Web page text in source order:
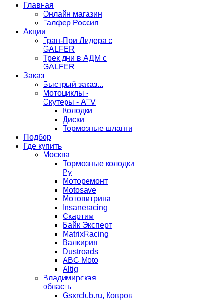
Главная
Онлайн магазин
Галфер Россия
Акции
Гран-При Лидера c
GALFER
Трек дни в АДМ с
GALFER
Заказ
Быстрый заказ...
Мотоциклы -
Скутеры - ATV
Колодки
Диски
Тормозные шланги
Подбор
Где купить
Москва
Тормозные колодки
Ру
Моторемонт
Motosave
Мотовитрина
Insaneracing
Скартим
Байк Эксперт
MatrixRacing
Валкирия
Dustroads
ABC Moto
Altig
Владимирская
область
Gsxrclub.ru, Ковров